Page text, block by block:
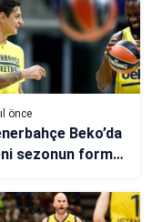
önce
Beko’da
sezonun forma